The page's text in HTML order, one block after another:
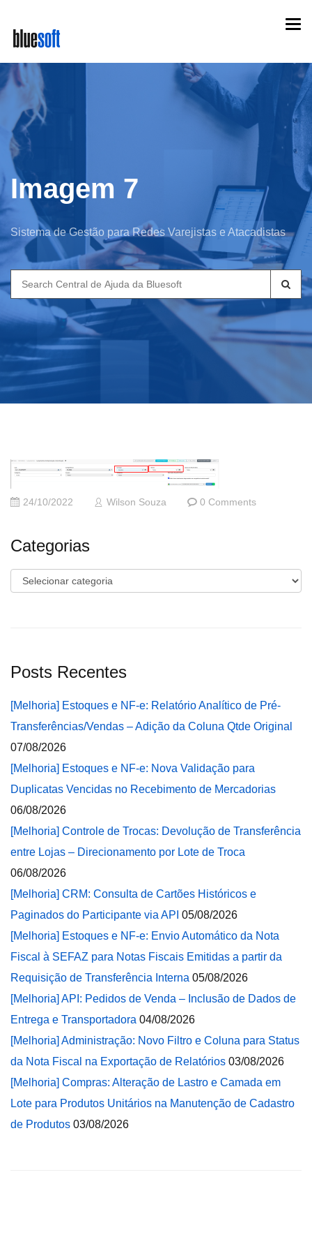
main
content
Imagem 7
Sistema de Gestão para Redes Varejistas e Atacadistas
Search
for:
24/10/2022 Wilson Souza 0 Comments
Categorias
Categorias
Posts Recentes
[Melhoria] Estoques e NF-e: Relatório Analítico de Pré-
Transferências/Vendas – Adição da Coluna Qtde Original
07/08/2026
[Melhoria] Estoques e NF-e: Nova Validação para
Duplicatas Vencidas no Recebimento de Mercadorias
06/08/2026
[Melhoria] Controle de Trocas: Devolução de Transferência
entre Lojas – Direcionamento por Lote de Troca
06/08/2026
[Melhoria] CRM: Consulta de Cartões Históricos e
Paginados do Participante via API 05/08/2026
[Melhoria] Estoques e NF-e: Envio Automático da Nota
Fiscal à SEFAZ para Notas Fiscais Emitidas a partir da
Requisição de Transferência Interna 05/08/2026
[Melhoria] API: Pedidos de Venda – Inclusão de Dados de
Entrega e Transportadora 04/08/2026
[Melhoria] Administração: Novo Filtro e Coluna para Status
da Nota Fiscal na Exportação de Relatórios 03/08/2026
[Melhoria] Compras: Alteração de Lastro e Camada em
Lote para Produtos Unitários na Manutenção de Cadastro
de Produtos 03/08/2026